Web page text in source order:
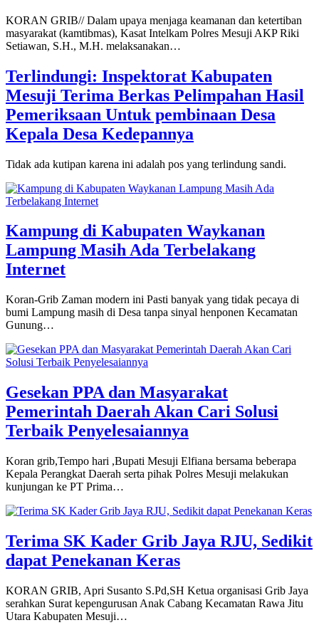
KORAN GRIB// Dalam upaya menjaga keamanan dan ketertiban
masyarakat (kamtibmas), Kasat Intelkam Polres Mesuji AKP Riki
Setiawan, S.H., M.H. melaksanakan…
Terlindungi: Inspektorat Kabupaten
Mesuji Terima Berkas Pelimpahan Hasil
Pemeriksaan Untuk pembinaan Desa
Kepala Desa Kedepannya
Tidak ada kutipan karena ini adalah pos yang terlindung sandi.
Kampung di Kabupaten Waykanan
Lampung Masih Ada Terbelakang
Internet
Koran-Grib Zaman modern ini Pasti banyak yang tidak pecaya di
bumi Lampung masih di Desa tanpa sinyal henponen Kecamatan
Gunung…
Gesekan PPA dan Masyarakat
Pemerintah Daerah Akan Cari Solusi
Terbaik Penyelesaiannya
Koran grib,Tempo hari ,Bupati Mesuji Elfiana bersama beberapa
Kepala Perangkat Daerah serta pihak Polres Mesuji melakukan
kunjungan ke PT Prima…
Terima SK Kader Grib Jaya RJU, Sedikit
dapat Penekanan Keras
KORAN GRIB, Apri Susanto S.Pd,SH Ketua organisasi Grib Jaya
serahkan Surat kepengurusan Anak Cabang Kecamatan Rawa Jitu
Utara Kabupaten Mesuji…